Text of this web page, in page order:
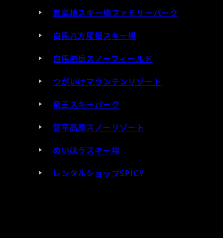
鹿島槍スキー場ファミリーパーク
白馬八方尾根スキー場
白馬岩岳スノーフィールド
つがいけマウンテンリゾート
竜王スキーパーク
菅平高原スノーリゾート
めいほうスキー場
レンタルショップSPICY